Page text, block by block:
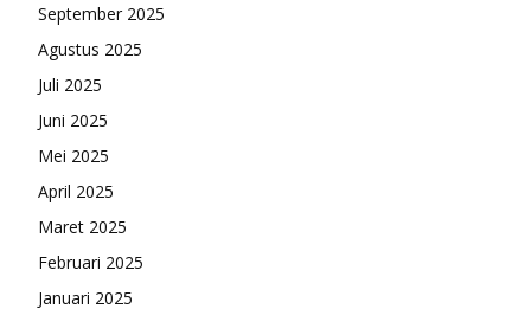
September 2025
Agustus 2025
Juli 2025
Juni 2025
Mei 2025
April 2025
Maret 2025
Februari 2025
Januari 2025